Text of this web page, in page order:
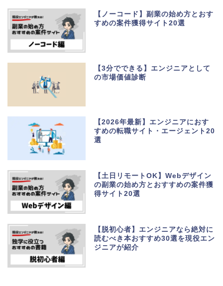
【ノーコード】副業の始め方とおす
すめの案件獲得サイト20選
【3分でできる】エンジニアとして
の市場価値診断
【2026年最新】エンジニアにおす
すめの転職サイト・エージェント20
選
【土日リモートOK】Webデザイン
の副業の始め方とおすすめの案件獲
得サイト20選
【脱初心者】エンジニアなら絶対に
読むべき本おすすめ30選を現役エン
ジニアが紹介